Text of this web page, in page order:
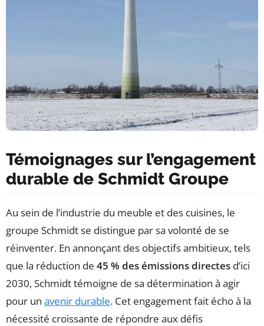
Témoignages sur l’engagement
durable de Schmidt Groupe
Au sein de l’industrie du meuble et des cuisines, le
groupe Schmidt se distingue par sa volonté de se
réinventer. En annonçant des objectifs ambitieux, tels
que la réduction de 45 % des émissions directes d’ici
2030, Schmidt témoigne de sa détermination à agir
pour un avenir durable. Cet engagement fait écho à la
nécessité croissante de répondre aux défis